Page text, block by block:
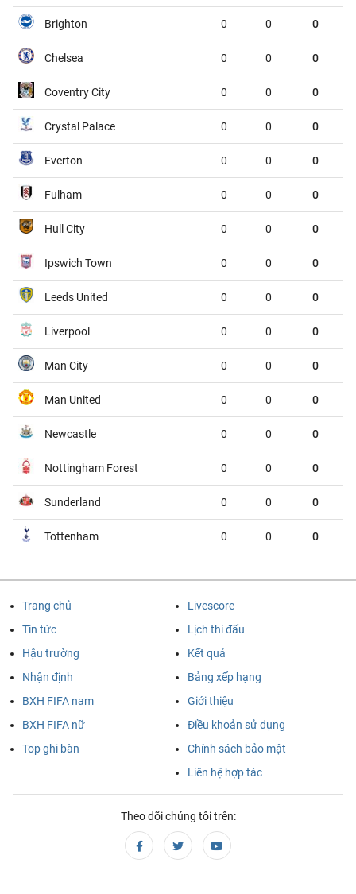
Sochaux
Atletico Tucuman Sarmiento
Deportivo Riestra Estudiantes de la Plata
St.Truiden Lommel
Union St.Gilloise
VĐQG Brazil, Chủ nhật - 09/08
Sao Paulo
VĐQG Bồ Đào Nha, Chủ nhật - 09/08
CF Estrela da Amadora Sporting
VĐQG Argentina, Chủ nhật - 09/08
Tigre 03:00 River Plate
MLS Nhà Nghề Mỹ, Chủ nhật - 09/08
VĐQG Brazil, Chủ nhật - 09/08
04:30 Atletico MG
Boca Juniors 05:15 Velez Sarsfield
VĐQG Brazil, Chủ nhật - 09/08
Coritiba 06:30 Chapecoense AF
Brighton 0 0 0
Chelsea 0 0 0
Coventry City 0 0 0
Crystal Palace 0 0 0
Everton 0 0 0
Fulham 0 0 0
Hull City 0 0 0
Ipswich Town 0 0 0
Leeds United 0 0 0
Liverpool 0 0 0
Man City 0 0 0
Man United 0 0 0
Newcastle 0 0 0
Nottingham Forest 0 0 0
Sunderland 0 0 0
Tottenham 0 0 0
Trang chủ
Tin tức
Hậu trường
Nhận định
Livescore
Lịch thi đấu
Kết quả
Bảng xếp hạng
BXH FIFA nam
BXH FIFA nữ
Top ghi bàn
Giới thiệu
Điều khoản sử dụng
Chính sách bảo mật
Liên hệ hợp tác
Theo dõi chúng tôi trên: